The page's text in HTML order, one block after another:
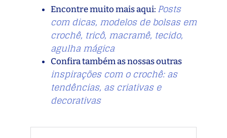
Encontre muito mais aqui: Posts
com dicas, modelos de bolsas em
crochê, tricô, macramê, tecido,
agulha mágica
Confira também as nossas outras
inspirações com o crochê: as
tendências, as criativas e
decorativas